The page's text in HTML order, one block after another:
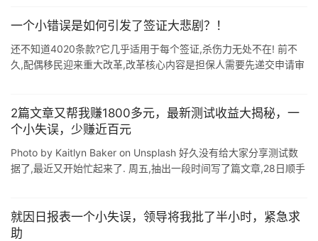
一个小错误是如何引发了签证大悲剧？！
还不知道4020条款?它几乎适用于每个签证,杀伤力无处不在! 前不
久,配偶移民迎来重大改革,改革核心内容是担保人需要先递交申请审
2篇文章又帮我赚1800多元，最新测试收益大揭秘，一
个小失误，少赚近百元
Photo by Kaitlyn Baker on Unsplash 好久没有给大家分享测试数
据了,最近又开始忙起来了. 周五,抽出一段时间写了篇文章,28日顺手
就因日报表一个小失误，领导将我批了半小时，紧急求
助